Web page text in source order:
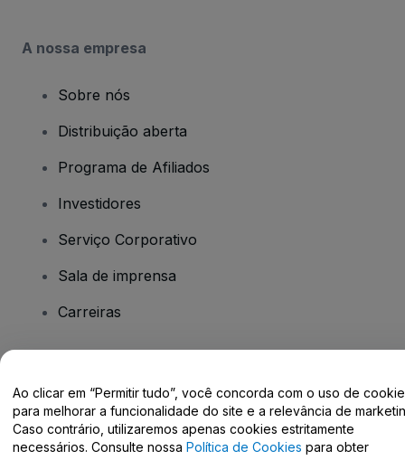
A nossa empresa
Sobre nós
Distribuição aberta
Programa de Afiliados
Investidores
Serviço Corporativo
Sala de imprensa
Carreiras
Centro de Ajuda / Fale Conosco
Ao clicar em “Permitir tudo”, você concorda com o uso de
para melhorar a funcionalidade do site e a relevância de
Caso contrário, utilizaremos apenas cookies estritamente
necessários. Consulte nossa Política de Cookies para obter